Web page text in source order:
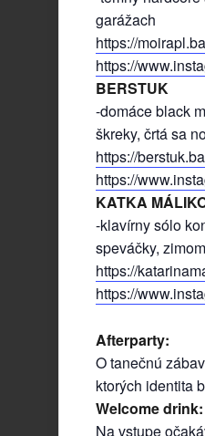
garážach
https://
https://
BERSTUK
-domáce black
škreky, črtá sa
https://
https://
KATKA
-klavírny sólo
speváčky,
https://
https://
Afterparty:
O tanečnú
ktorých identita
Welcome drink:
Na vstupe